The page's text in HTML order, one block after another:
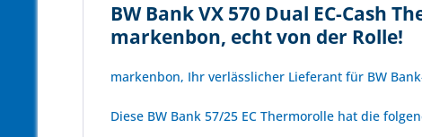
BW Bank VX 570 Dual EC-Cash
markenbon, echt von der Rolle!
markenbon, Ihr verlässlicher Lieferant für BW
Diese BW Bank 57/25 EC Thermorolle hat die